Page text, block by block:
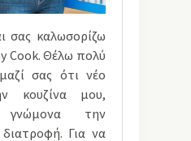
σας καλωσορίζω
Cook. Θέλω πολύ
σας ότι νέο
κουζίνα μου,
την
Για να